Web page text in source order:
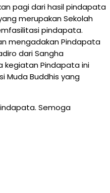
pagi dari hasil pindapata
merupakan Sekolah
pindapata.
mengadakan Pindapata
dari Sangha
kegiatan Pindapata ini
Muda Buddhis yang
Semoga